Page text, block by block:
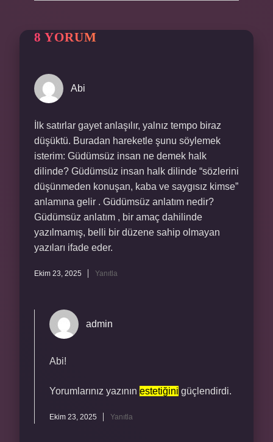
8 YORUM
Abi
İlk satırlar gayet anlaşılır, yalnız tempo biraz
düşüktü. Buradan hareketle şunu söylemek
isterim: Güdümsüz insan ne demek halk
dilinde? Güdümsüz insan halk dilinde “sözlerini
düşünmeden konuşan, kaba ve saygısız kimse”
anlamına gelir . Güdümsüz anlatım nedir?
Güdümsüz anlatım , bir amaç dahilinde
yazılmamış, belli bir düzene sahip olmayan
yazıları ifade eder.
Ekim 23, 2025 Yanıtla
admin
Abi!
Yorumlarınız yazının estetiğini güçlendirdi.
Ekim 23, 2025 Yanıtla